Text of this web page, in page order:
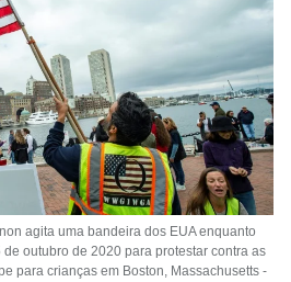
agita uma bandeira dos EUA enquanto
outubro de 2020 para protestar contra as
para crianças em Boston, Massachusetts -